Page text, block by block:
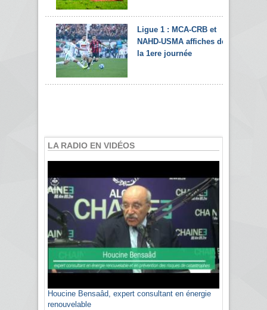
Ligue 1 : MCA-CRB et
NAHD-USMA affiches de
la 1ere journée
LA RADIO EN VIDÉOS
Houcine Bensaâd, expert consultant en énergie
renouvelable